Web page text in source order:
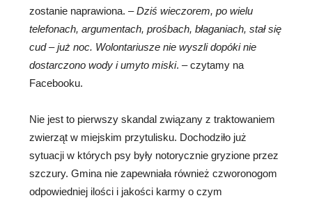
zostanie naprawiona. –Dziś wieczorem, po wielu
telefonach, argumentach, prośbach, błaganiach, stał się
cud – już noc. Wolontariusze nie wyszli dopóki nie
dostarczono wody i umyto miski. – czytamy na
Facebooku.
Nie jest to pierwszy skandal związany z traktowaniem
zwierząt w miejskim przytulisku. Dochodziło już
sytuacji w których psy były notorycznie gryzione przez
szczury. Gmina nie zapewniała również czworonogom
odpowiedniej ilości i jakości karmy o czym